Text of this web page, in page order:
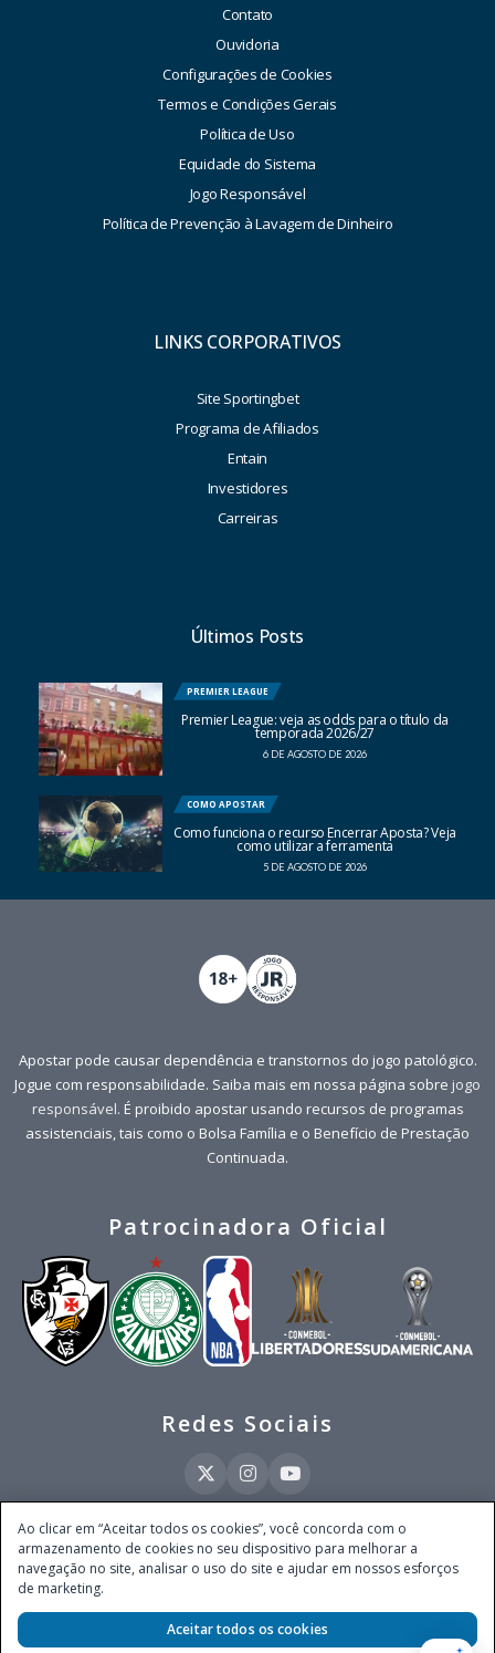
Contato
Ouvidoria
Configurações de Cookies
Termos e Condições Gerais
Política de Uso
Equidade do Sistema
Jogo Responsável
Política de Prevenção à Lavagem de Dinheiro
LINKS CORPORATIVOS
Site Sportingbet
Programa de Afiliados
Entain
Investidores
Carreiras
Últimos Posts
PREMIER LEAGUE
Premier League: veja as odds para o título da
temporada 2026/27
6 DE AGOSTO DE 2026
COMO APOSTAR
Como funciona o recurso Encerrar Aposta? Veja
como utilizar a ferramenta
5 DE AGOSTO DE 2026
Apostar pode causar dependência e transtornos do jogo patológico.
Jogue com responsabilidade. Saiba mais em nossa página sobre jogo
responsável. É proibido apostar usando recursos de programas
assistenciais, tais como o Bolsa Família e o Benefício de Prestação
Continuada.
Patrocinadora Oficial
Redes Sociais
Este site é operado pela Ventmear Brasil LTDA (CNPJ 52.868.380/0001-84), com
endereço na Avenida Brigadeiro Faria Lima, nº 4.055, 3º andar, Itaim Bibi, no
Município de São Paulo, Estado de São Paulo, CEP 04538-133, Brasil - empresa
Secretaria de Prêmios e Apostas do Ministério da Fazenda, conforme Portaria nº
247, de 07.02.2025, publicada no DOU em 11.2.2025.
Ao clicar em “Aceitar todos os cookies”, você concorda com o
armazenamento de cookies no seu dispositivo para melhorar a
navegação no site, analisar o uso do site e ajudar em nossos esforços
de marketing.
Aceitar todos os cookies